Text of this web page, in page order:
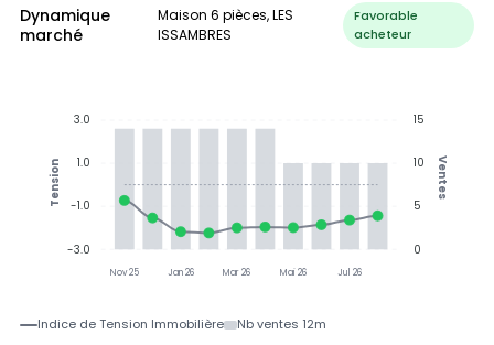
Dynamique
marché
Maison 6 pièces, LES
ISSAMBRES
Favorable
acheteur
Nov 25 Jan 26 Mar 26 Mai 26 Jul 26
15
10
5
0
Ventes
3.0
1.0
-1.0
-3.0
Tension
Indice de Tension Immobilière Nb ventes 12m